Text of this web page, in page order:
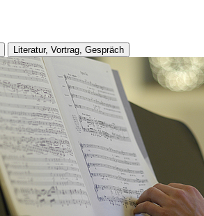
Literatur, Vortrag, Gespräch